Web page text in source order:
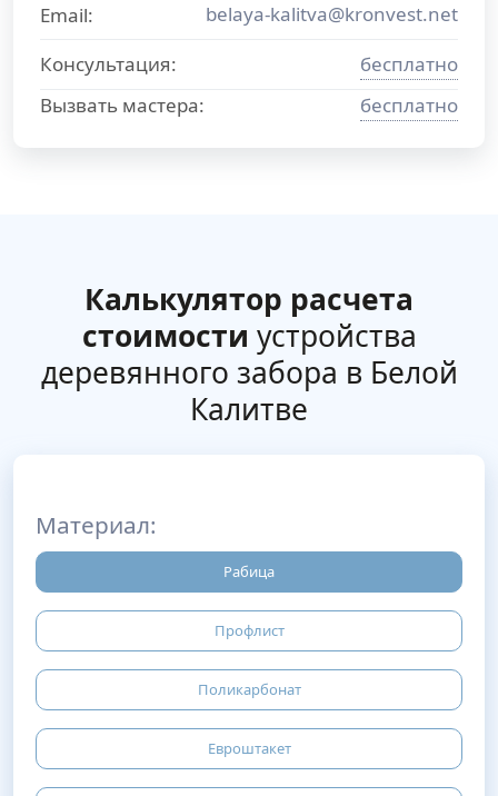
Email:
belaya-kalitva@kronvest.net
Консультация:
бесплатно
Вызвать мастера:
бесплатно
Калькулятор расчета
стоимости устройства
деревянного забора в Белой
Калитве
Материал:
Рабица
Профлист
Поликарбонат
Евроштакет